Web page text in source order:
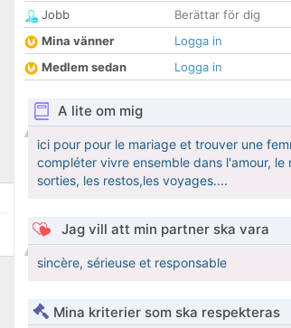
Jobb
Berättar för dig
Mina vänner
Logga in
Medlem sedan
Logga in
A lite om mig
ici pour pour le mariage et trouver une
compléter vivre ensemble dans l'amour,
sorties, les restos,les voyages....
Jag vill att min partner ska vara
sincère, sérieuse et responsable
Mina kriterier som ska respekteras